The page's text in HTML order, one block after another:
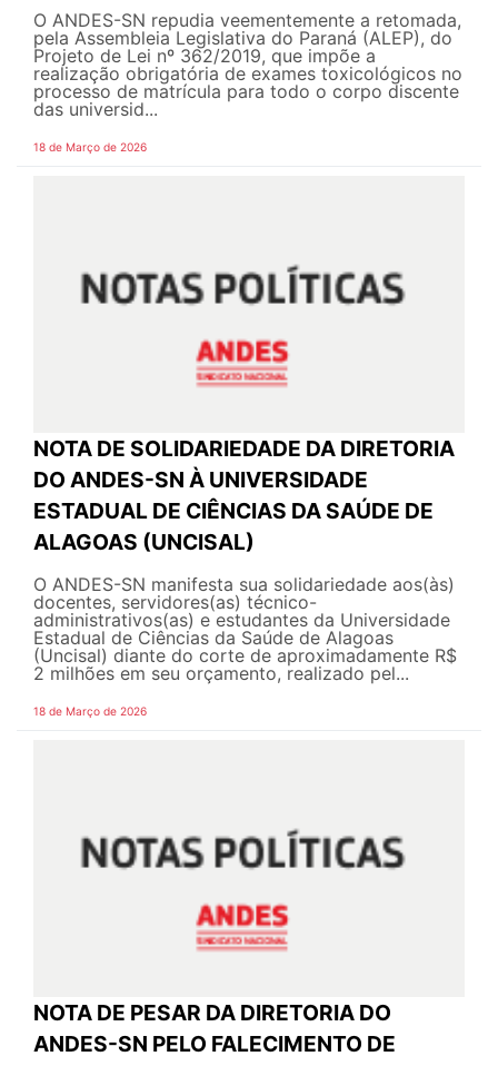
O ANDES-SN repudia veementemente a retomada,
pela Assembleia Legislativa do Paraná (ALEP), do
Projeto de Lei nº 362/2019, que impõe a
realização obrigatória de exames toxicológicos no
processo de matrícula para todo o corpo discente
das universid...
18 de Março de 2026
NOTA DE SOLIDARIEDADE DA DIRETORIA
DO ANDES-SN À UNIVERSIDADE
ESTADUAL DE CIÊNCIAS DA SAÚDE DE
ALAGOAS (UNCISAL)
O ANDES-SN manifesta sua solidariedade aos(às)
docentes, servidores(as) técnico-
administrativos(as) e estudantes da Universidade
Estadual de Ciências da Saúde de Alagoas
(Uncisal) diante do corte de aproximadamente R$
2 milhões em seu orçamento, realizado pel...
18 de Março de 2026
NOTA DE PESAR DA DIRETORIA DO
ANDES-SN PELO FALECIMENTO DE